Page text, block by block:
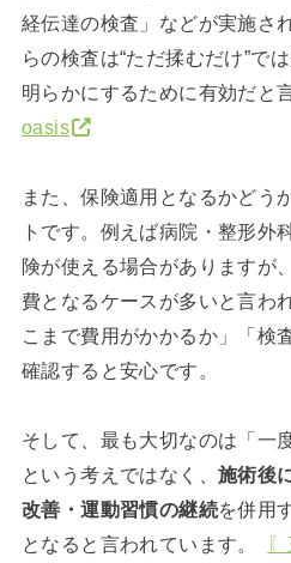
経伝達の検査」などが実施さ
らの検査は“ただ揉むだけ”で
明らかにするために有効だと
oasis
また、保険適用となるかどう
トです。例えば病院・整形外
険が使える場合がありますが
費となるケースが多いと言わ
こまで費用がかかるか」「検
確認すると安心です。
そして、最も大切なのは「一
という考えではなく、施術後
改善・運動習慣の継続を併用
となると言われています。